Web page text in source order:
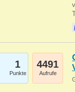
1
Punkte
4491
Aufrufe